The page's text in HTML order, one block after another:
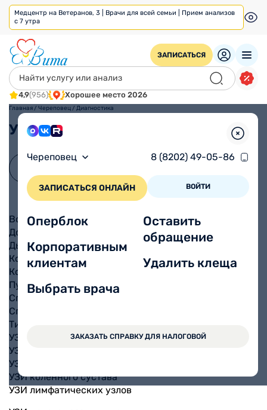
Медцентр на Ветеранов, 3 | Врачи для всей семьи | Прием анализов
с 7 утра
ЗАПИСАТЬСЯ
4,9(956) Хорошее место 2026
Череповец 8 (8202) 49-05-86
ЗАПИСАТЬСЯ ОНЛАЙН ВОЙТИ
Оперблок
Корпоративным
клиентам
Выбрать врача
Оставить
обращение
Удалить клеща
ЗАКАЗАТЬ СПРАВКУ ДЛЯ НАЛОГОВОЙ
Главная / Череповец / Диагностика
Услуги
Водородный дыхательный тест
Допплерометрия плода
Дыхательный тест на Хеликобактер пилори
Колоноскопия
Кольпоскопия
Пункции
Спермограмма
Спирометрия
Тимпанометрия
УЗИ
УЗИ брахиоцефальных сосудов
УЗИ брюшной полости
УЗИ коленного сустава
УЗИ лимфатических узлов